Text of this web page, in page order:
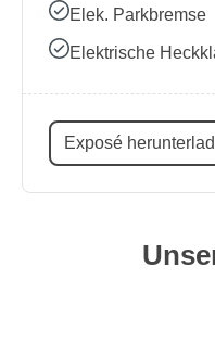
Elek. Parkbremse
Elektrische
Exposé